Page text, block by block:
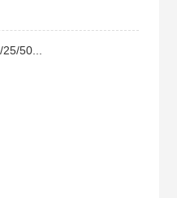
50...